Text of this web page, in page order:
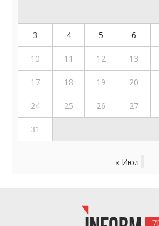
3 4 5 6
10 11 12 13
17 18 19 20
24 25 26 27
31
« Июл